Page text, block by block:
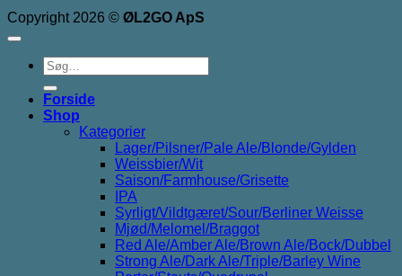
Copyright 2026 © ØL2GO ApS
Søg
efter:
Forside
Shop
Kategorier
Lager/Pilsner/Pale Ale/Blonde/Gylden
Weissbier/Wit
Saison/Farmhouse/Grisette
IPA
Syrligt/Vildtgæret/Sour/Berliner Weisse
Mjød/Melomel/Braggot
Red Ale/Amber Ale/Brown Ale/Bock/Dubbel
Strong Ale/Dark Ale/Triple/Barley Wine